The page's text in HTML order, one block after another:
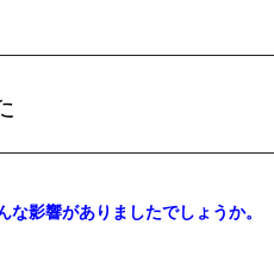
影響がありましたでしょうか。